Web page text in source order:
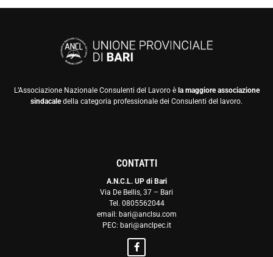
L’Associazione Nazionale Consulenti del Lavoro èla maggiore associazione
sindacaledella categoria professionale dei Consulenti del lavoro.
CONTATTI
A.N.C.L. UP di Bari
Via De Bellis, 37 – Bari
Tel. 0805562044
email: bari@anclsu.com
PEC: bari@anclpec.it